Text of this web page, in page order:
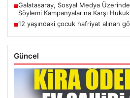
■Galatasaray, Sosyal Medya
Söylemi Kampanyalarına Karşı
■12 yaşındaki çocuk hafriyat alınan
Güncel